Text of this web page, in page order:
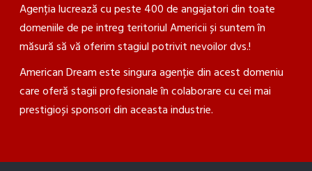
Agenția lucrează cu peste 400 de angajatori din toate
domeniile de pe intreg teritoriul Americii și suntem în
măsură să vă oferim stagiul potrivit nevoilor dvs.!
American Dream este singura agenție din acest domeniu
care oferă stagii profesionale în colaborare cu cei mai
prestigioși sponsori din aceasta industrie.